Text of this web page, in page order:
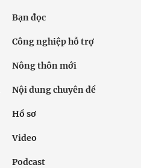
Bạn đọc
Công nghiệp hỗ trợ
Nông thôn mới
Nội dung chuyên đề
Hồ sơ
Video
Podcast